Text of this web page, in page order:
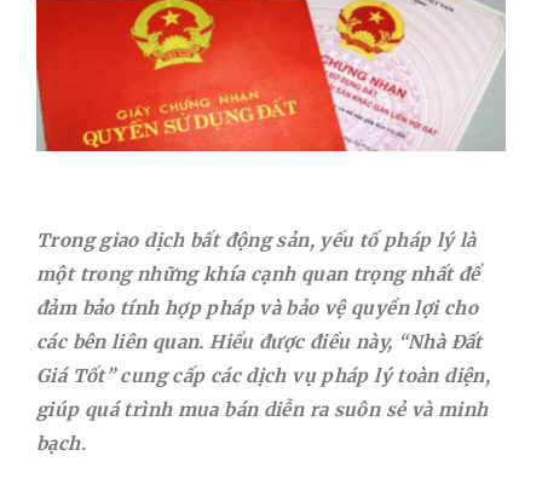
Trong giao dịch bất động sản, yếu tố pháp lý là
một trong những khía cạnh quan trọng nhất để
đảm bảo tính hợp pháp và bảo vệ quyền lợi cho
các bên liên quan. Hiểu được điều này, “Nhà Đất
Giá Tốt” cung cấp các dịch vụ pháp lý toàn diện,
giúp quá trình mua bán diễn ra suôn sẻ và minh
bạch.